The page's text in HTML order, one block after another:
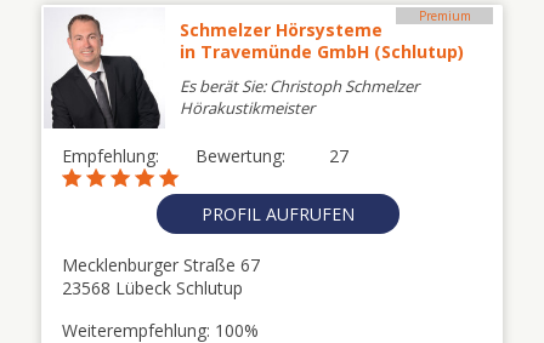
Premium
Schmelzer Hörsysteme
in Travemünde GmbH (Schlutup)
Es berät Sie: Christoph Schmelzer
Hörakustikmeister
Empfehlung: 27
Bewertung:
PROFIL AUFRUFEN
Mecklenburger Straße 67
23568 Lübeck Schlutup
Weiterempfehlung: 100%